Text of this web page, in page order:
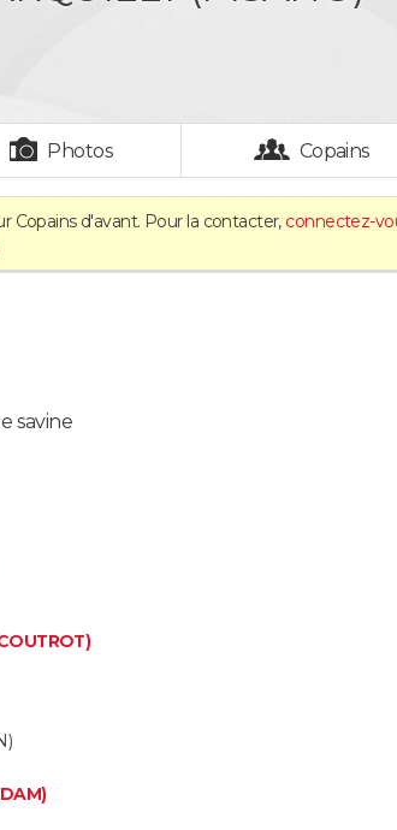
Photos Copains
Copains d'avant. Pour la contacter, connectez-
savine